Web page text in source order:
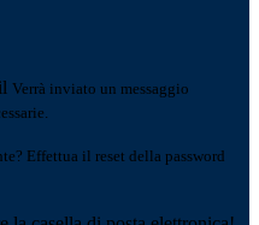
Verrà inviato un messaggio
Effettua il reset della password